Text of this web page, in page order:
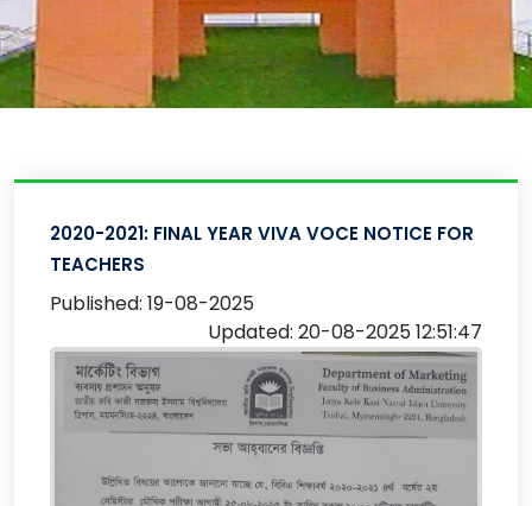
2020-2021: FINAL YEAR VIVA VOCE NOTICE FOR
TEACHERS
Published: 19-08-2025
Updated: 20-08-2025 12:51:47